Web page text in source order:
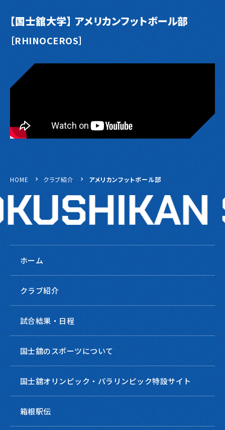
【国士舘大学】 アメリカンフットボール部
［RHINOCEROS］
HOME クラブ紹介 アメリカンフットボール部
ホーム
クラブ紹介
試合結果・日程
国士舘のスポーツについて
国士舘オリンピック・パラリンピック特設サイト
箱根駅伝